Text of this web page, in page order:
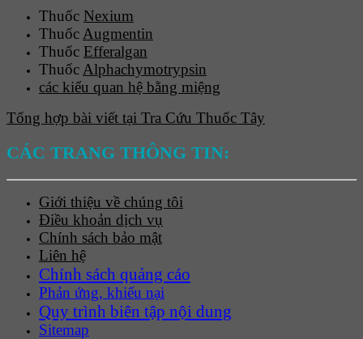
Thuốc Nexium
Thuốc Augmentin
Thuốc Efferalgan
Thuốc Alphachymotrypsin
các kiểu quan hệ bằng miệng
Tổng hợp bài viết tại Tra Cứu Thuốc Tây
CÁC TRANG THÔNG TIN:
Giới thiệu về chúng tôi
Điều khoản dịch vụ
Chính sách bảo mật
Liên hệ
Chính sách quảng cáo
Phản ứng, khiếu nại
Quy trình biên tập nội dung
Sitemap